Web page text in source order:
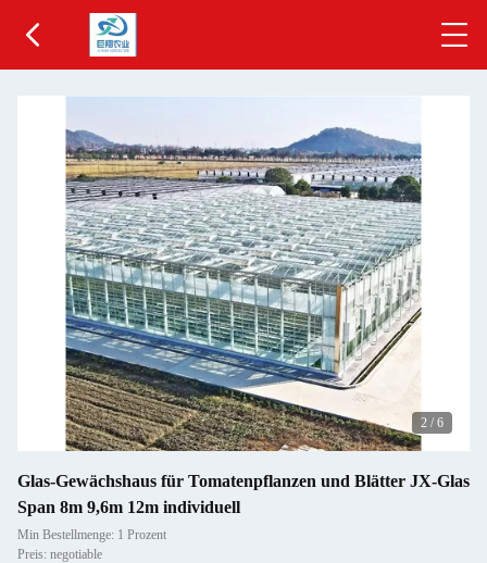
2 / 6
Glas-Gewächshaus für Tomatenpflanzen und Blätter JX-Glas
Span 8m 9,6m 12m individuell
Min Bestellmenge: 1 Prozent
Preis: negotiable